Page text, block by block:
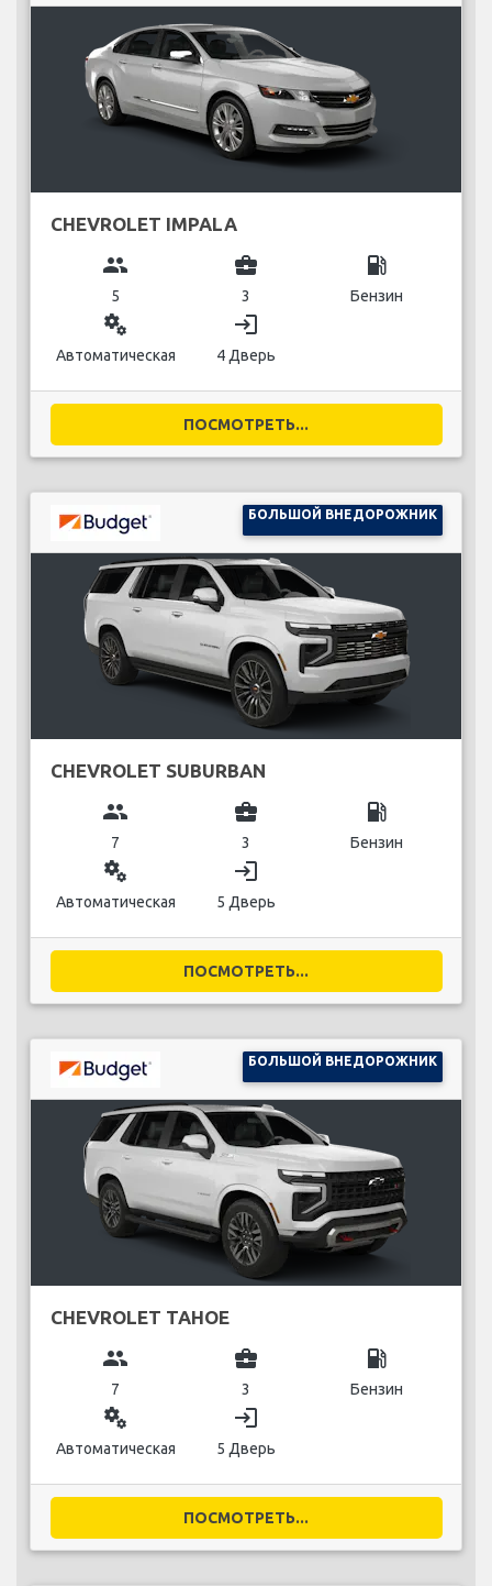
CHEVROLET IMPALA
group
5
business_center
3
local_gas_station
Бензин
miscellaneous_services
Автоматическая
login
4 Дверь
ПОСМОТРЕТЬ...
БОЛЬШОЙ ВНЕДОРОЖНИК
CHEVROLET SUBURBAN
group
7
business_center
3
local_gas_station
Бензин
miscellaneous_services
Автоматическая
login
5 Дверь
ПОСМОТРЕТЬ...
БОЛЬШОЙ ВНЕДОРОЖНИК
CHEVROLET TAHOE
group
7
business_center
3
local_gas_station
Бензин
miscellaneous_services
Автоматическая
login
5 Дверь
ПОСМОТРЕТЬ...